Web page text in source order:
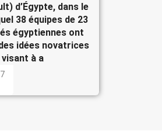
d’Égypte, dans le
38 équipes de 23
égyptiennes ont
idées novatrices
visant à a